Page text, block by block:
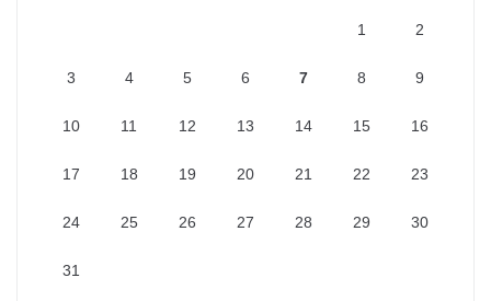
1 2
3 4 5 6 7 8 9
10 11 12 13 14 15 16
17 18 19 20 21 22 23
24 25 26 27 28 29 30
31